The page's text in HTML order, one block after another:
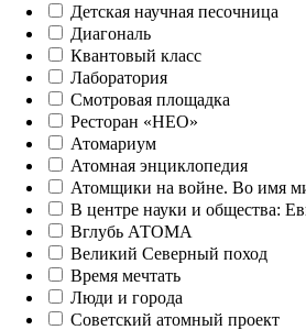
Детская научная песочница
Диагональ
Квантовый класс
Лаборатория
Смотровая площадка
Ресторан «НЕО»
Атомариум
Атомная энциклопедия
Атомщики на войне. Во имя
В центре науки и общества:
Вглубь АТОМА
Великий Северный поход
Время мечтать
Люди и города
Советский атомный проект